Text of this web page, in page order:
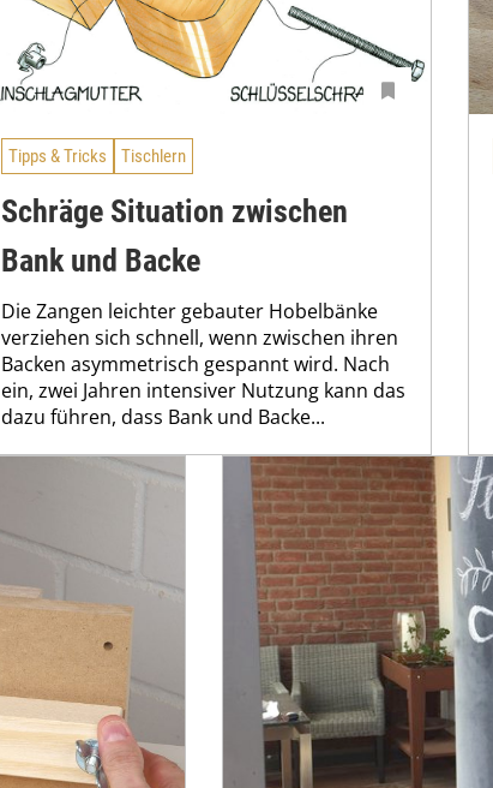
Tipps & Tricks Tischlern
Schräge Situation zwischen
Bank und Backe
Die Zangen leichter gebauter Hobelbänke
verziehen sich schnell, wenn zwischen ihren
Backen asymmetrisch gespannt wird. Nach
ein, zwei Jahren intensiver Nutzung kann das
dazu führen, dass Bank und Backe...